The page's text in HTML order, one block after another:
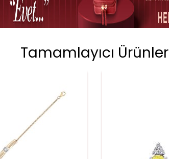
Tamamlayıcı Ürünler